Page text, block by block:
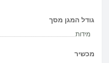
גודל המגן מסך
מידות
מכשיר